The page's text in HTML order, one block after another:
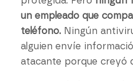
un empleado que
teléfono. Ningún
alguien envíe
atacante porque creyó